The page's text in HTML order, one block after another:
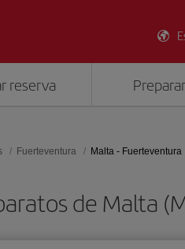
reserva
Fuerteventura Malta - Fuerteventura
de Malta